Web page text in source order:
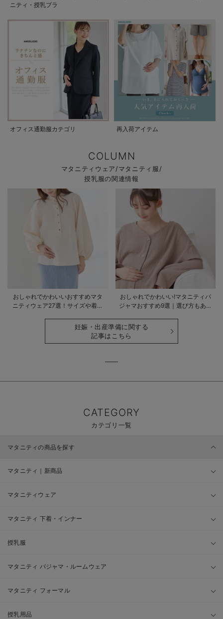
ニティ・授乳ブラ
オフィス通勤服カテゴリ 再入荷アイテム
COLUMN
マタニティウェア/マタニティ服/
授乳服の関連情報
おしゃれでかわいいおすすめマタ
ニティウェア27選！サイズや着る
おしゃれでかわいい!マタニティパ
ジャマおすすめ9選｜選び方もあわ
妊娠・出産準備に関する
記事はこちら
CATEGORY
カテゴリ一覧
マタニティの商品を探す
マタニティ｜新商品
マタニティウェア
マタニティ 下着・インナー
授乳服
マタニティ パジャマ・ルームウェア
マタニティ フォーマル
授乳用品